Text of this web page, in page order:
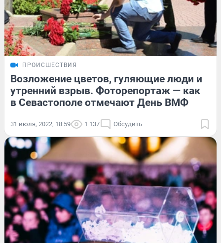
ПРОИСШЕСТВИЯ
Возложение цветов, гуляющие люди и
утренний взрыв. Фоторепортаж — как
в Севастополе отмечают День ВМФ
31 июля, 2022, 18:59 1 137 Обсудить